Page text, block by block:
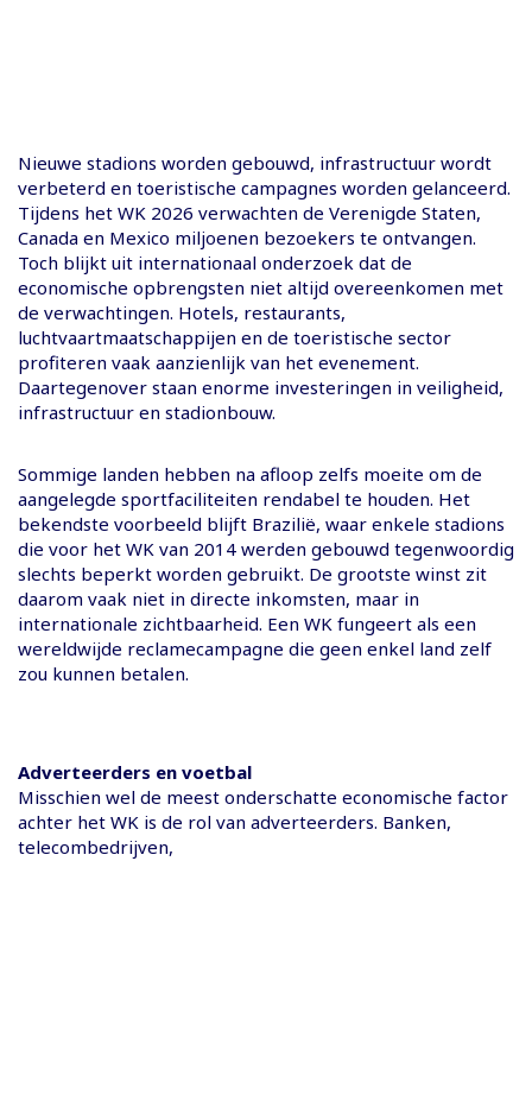
Nieuwe stadions worden gebouwd, infrastructuur wordt
verbeterd en toeristische campagnes worden gelanceerd.
Tijdens het WK 2026 verwachten de Verenigde Staten,
Canada en Mexico miljoenen bezoekers te ontvangen.
Toch blijkt uit internationaal onderzoek dat de
economische opbrengsten niet altijd overeenkomen met
de verwachtingen. Hotels, restaurants,
luchtvaartmaatschappijen en de toeristische sector
profiteren vaak aanzienlijk van het evenement.
Daartegenover staan enorme investeringen in veiligheid,
infrastructuur en stadionbouw.
Sommige landen hebben na afloop zelfs moeite om de
aangelegde sportfaciliteiten rendabel te houden. Het
bekendste voorbeeld blijft Brazilië, waar enkele stadions
die voor het WK van 2014 werden gebouwd tegenwoordig
slechts beperkt worden gebruikt. De grootste winst zit
daarom vaak niet in directe inkomsten, maar in
internationale zichtbaarheid. Een WK fungeert als een
wereldwijde reclamecampagne die geen enkel land zelf
zou kunnen betalen.
Adverteerders en voetbal
Misschien wel de meest onderschatte economische factor
achter het WK is de rol van adverteerders. Banken,
telecombedrijven,